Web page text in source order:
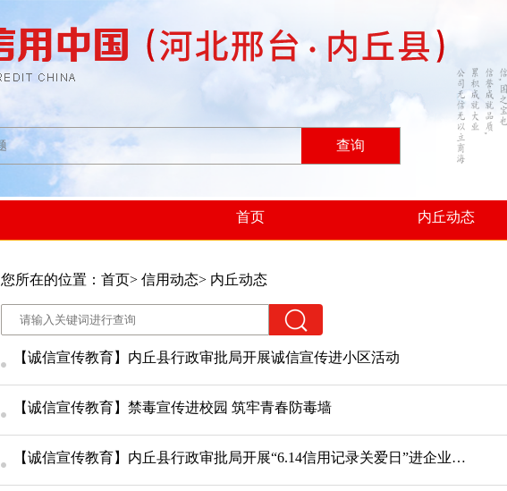
查询
首页 内丘动态
您所在的位置： 首页> 信用动态> 内丘动态
【诚信宣传教育】内丘县行政审批局开展诚信宣传进小区活动
【诚信宣传教育】禁毒宣传进校园 筑牢青春防毒墙
【诚信宣传教育】内丘县行政审批局开展“6.14信用记录关爱日”进企业宣传活动